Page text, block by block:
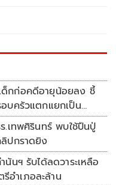
กก่อคดีอายุน้อยลง ชี้
บครัวแตกแยกเป็น
.เทพศิรินทร์ พบใช้ปืนปู่
ปกราดยิง
นันฯ รับได้ลดวาระเหลือ
ำเภอละล้าน